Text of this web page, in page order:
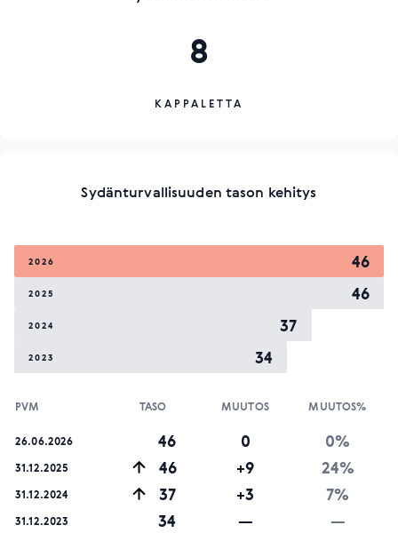
8
KAPPALETTA
Sydänturvallisuuden tason kehitys
2026 46
2025 46
2024 37
2023 34
PVM TASO MUUTOS MUUTOS%
26.06.2026 46 0 0%
31.12.2025 46 +9 24%
31.12.2024 37 +3 7%
31.12.2023 34 — —